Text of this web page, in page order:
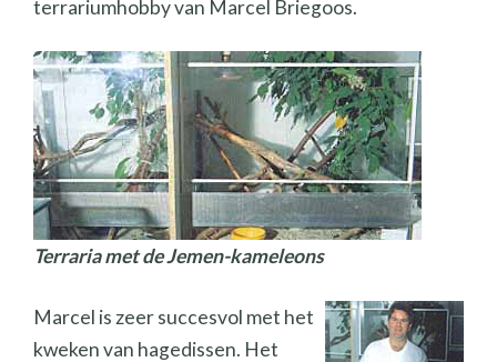
terrariumhobby van Marcel Briegoos.
Terraria met de Jemen-kameleons
Marcel is zeer succesvol met het
kweken van hagedissen. Het